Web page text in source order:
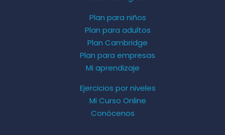
Plan para niños
Plan para adultos
Plan Cambridge
Plan para empresas
Mi aprendizaje
Ejercicios por niveles
Mi Curso Online
Conócenos